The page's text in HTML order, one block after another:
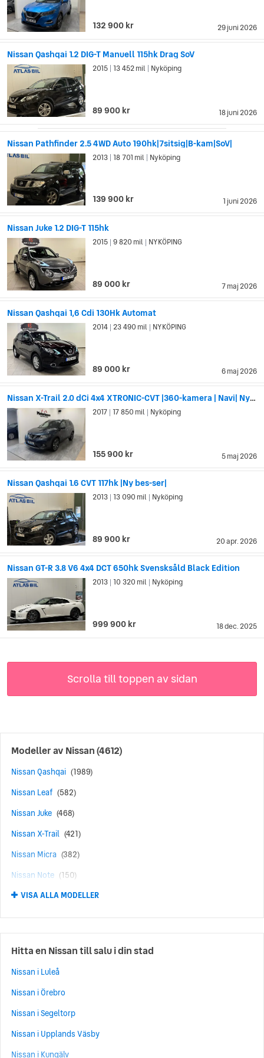
29 juni 2026
132 900 kr
Nissan Qashqai 1.2 DIG-T Manuell 115hk Drag SoV
18 juni 2026
2015 13 452 mil Nyköping
89 900 kr
Nissan Pathfinder 2.5 4WD Auto 190hk|7sitsig|B-kam|SoV|
1 juni 2026
2013 18 701 mil Nyköping
139 900 kr
Nissan Juke 1.2 DIG-T 115hk
7 maj 2026
2015 9 820 mil NYKÖPING
89 000 kr
Nissan Qashqai 1,6 Cdi 130Hk Automat
6 maj 2026
2014 23 490 mil NYKÖPING
89 000 kr
Nissan X-Trail 2.0 dCi 4x4 XTRONIC-CVT |360-kamera | Navi| Ny besiktad
5 maj 2026
2017 17 850 mil Nyköping
155 900 kr
Nissan Qashqai 1.6 CVT 117hk |Ny bes-ser|
20 apr. 2026
2013 13 090 mil Nyköping
89 900 kr
Nissan GT-R 3.8 V6 4x4 DCT 650hk Svensksåld Black Edition
18 dec. 2025
2013 10 320 mil Nyköping
999 900 kr
Scrolla till toppen av sidan
Modeller av Nissan(4612)
Nissan Qashqai (1989)
Nissan Leaf (582)
Nissan Juke (468)
Nissan X-Trail (421)
Nissan Micra (382)
Nissan Note (150)
Nissan Ariya (128)
Nissan Pulsar (90)
Nissan GT-R (63)
Nissan Qashqai+2 (57)
Nissan Primastar
Nissan Almera
Nissan Primera (35)
Nissan Murano (31)
VISA ALLA MODELLER
Hitta en Nissan till salu i din stad
Nissan i Luleå
Nissan i Örebro
Nissan i Segeltorp
Nissan i Upplands Väsby
Nissan i Kungälv